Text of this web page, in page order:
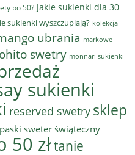
po 50? Jakie sukienki dla 30
sukienki wyszczuplają? kolekcja
ubrania markowe
swetry monnari sukienki
sukienki
reserved swetry sklep
sweter świąteczny
50 złtanie